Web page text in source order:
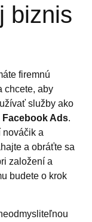
biznis
firemnú
chcete, aby
služby ako
Facebook Ads.
nováčik a
a obráťte sa
založení a
budete o krok